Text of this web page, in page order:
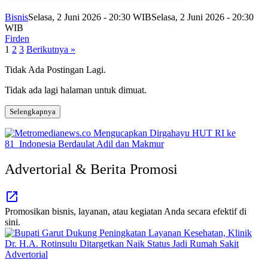
BisnisSelasa, 2 Juni 2026 - 20:30 WIBSelasa, 2 Juni 2026 - 20:30
WIB
Firden
Paginasi
pos
1 2 3 Berikutnya »
Tidak Ada Postingan Lagi.
Tidak ada lagi halaman untuk dimuat.
Selengkapnya
Advertorial & Berita Promosi
Promosikan bisnis, layanan, atau kegiatan Anda secara efektif di
sini.
Advertorial